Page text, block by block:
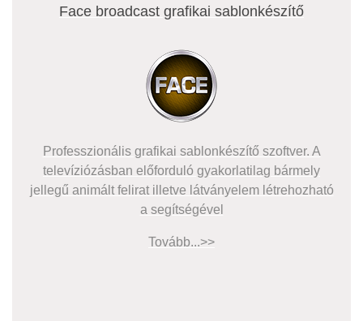
Face broadcast grafikai sablonkészítő
Professzionális grafikai sablonkészítő szoftver. A
televíziózásban előforduló gyakorlatilag bármely
jellegű animált felirat illetve látványelem létrehozható
a segítségével
Tovább...>>